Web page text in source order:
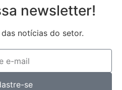
newsletter!
notícias do setor.
se